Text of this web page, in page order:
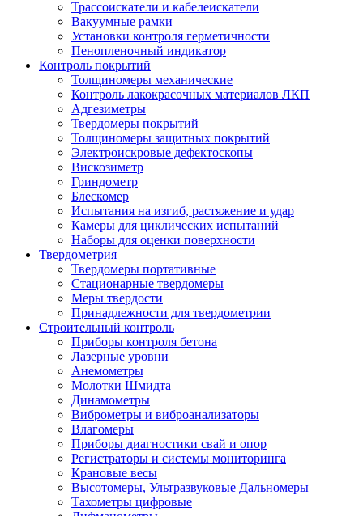
Трассоискатели и кабелеискатели
Вакуумные рамки
Установки контроля герметичности
Пенопленочный индикатор
Контроль покрытий
Толщиномеры механические
Контроль лакокрасочных материалов ЛКП
Адгезиметры
Твердомеры покрытий
Толщиномеры защитных покрытий
Электроискровые дефектоскопы
Вискозиметр
Гриндометр
Блескомер
Испытания на изгиб, растяжение и удар
Камеры для циклических испытаний
Наборы для оценки поверхности
Твердометрия
Твердомеры портативные
Стационарные твердомеры
Меры твердости
Принадлежности для твердометрии
Строительный контроль
Приборы контроля бетона
Лазерные уровни
Анемометры
Молотки Шмидта
Динамометры
Виброметры и виброанализаторы
Влагомеры
Приборы диагностики свай и опор
Регистраторы и системы мониторинга
Крановые весы
Высотомеры, Ультразвуковые Дальномеры
Тахометры цифровые